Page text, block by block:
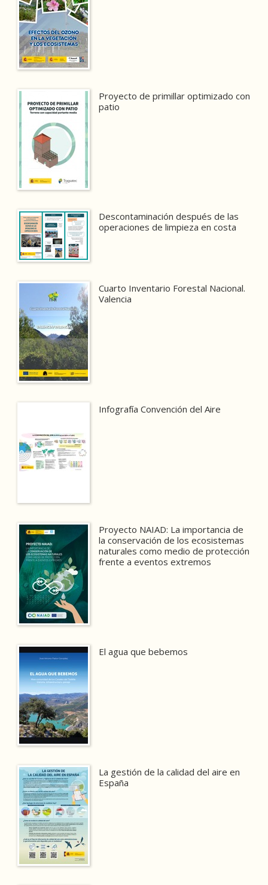
Proyecto de primillar optimizado con
patio
Descontaminación después de las
operaciones de limpieza en costa
Cuarto Inventario Forestal Nacional.
Valencia
Infografía Convención del Aire
Proyecto NAIAD: La importancia de
la conservación de los ecosistemas
naturales como medio de protección
frente a eventos extremos
El agua que bebemos
La gestión de la calidad del aire en
España